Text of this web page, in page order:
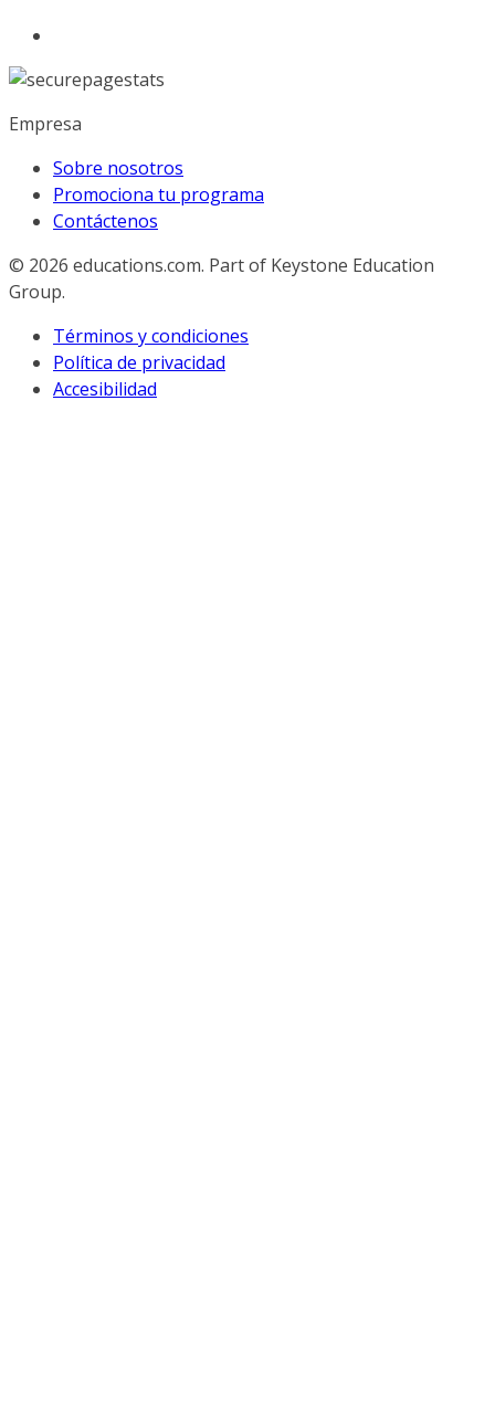
Empresa
Sobre nosotros
Promociona tu programa
Contáctenos
© 2026 educations.com. Part of Keystone Education
Group.
Términos y condiciones
Política de privacidad
Accesibilidad